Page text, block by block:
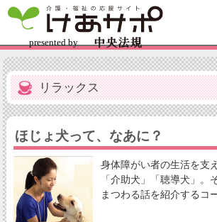
リラックス
ほじょ犬って、なあに？
身体障がい者の生活を支
「介助犬」「聴導犬」。
まつわる話を紹介するコ